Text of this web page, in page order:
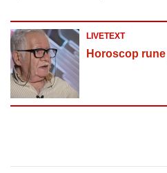
LIVETEXT
Horoscop